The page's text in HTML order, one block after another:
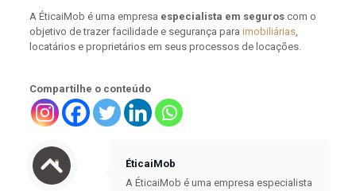
A ÉticaiMob é uma empresa especialista em seguroscom o
objetivo de trazer facilidade e segurança para imobiliárias,
locatários e proprietários em seus processos de locações.
Compartilhe o conteúdo
ÉticaiMob
A ÉticaiMob é uma empresa especialista